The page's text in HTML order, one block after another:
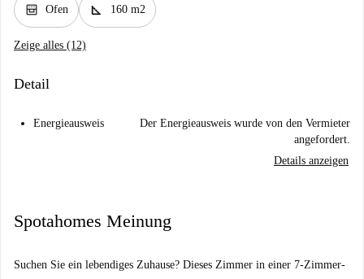
oven_gen Ofen square_foot 160 m2
Zeige alles (12)
Detail
Energieausweis
Der Energieausweis wurde von den Vermieter
angefordert.
Details anzeigen
Spotahomes Meinung
Suchen Sie ein lebendiges Zuhause? Dieses Zimmer in einer 7-Zimmer-